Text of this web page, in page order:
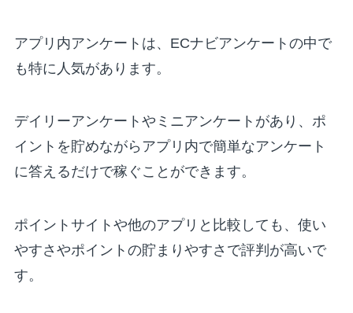
アプリ内アンケートは、ECナビアンケートの中で
も特に人気があります。
デイリーアンケートやミニアンケートがあり、ポ
イントを貯めながらアプリ内で簡単なアンケート
に答えるだけで稼ぐことができます。
ポイントサイトや他のアプリと比較しても、使い
やすさやポイントの貯まりやすさで評判が高いで
す。